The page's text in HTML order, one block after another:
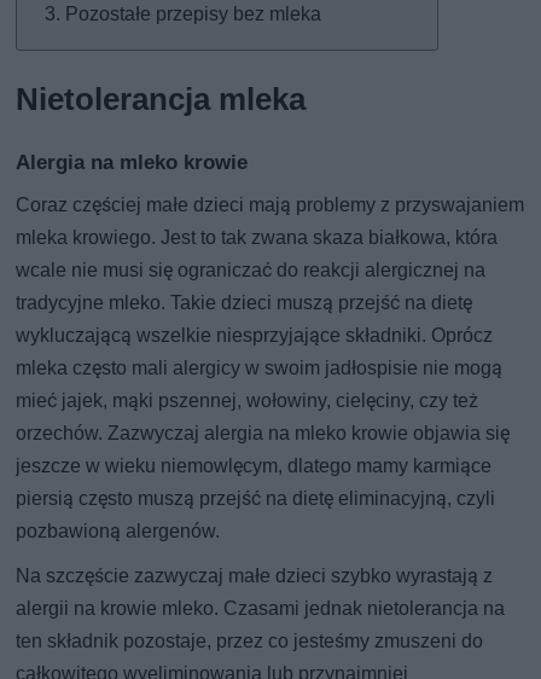
Pozostałe przepisy bez mleka
Nietolerancja mleka
Alergia na mleko krowie
Coraz częściej małe dzieci mają problemy z przyswajaniem
mleka krowiego. Jest to tak zwana skaza białkowa, która
wcale nie musi się ograniczać do reakcji alergicznej na
tradycyjne mleko. Takie dzieci muszą przejść na dietę
wykluczającą wszelkie niesprzyjające składniki. Oprócz
mleka często mali alergicy w swoim jadłospisie nie mogą
mieć jajek, mąki pszennej, wołowiny, cielęciny, czy też
orzechów. Zazwyczaj alergia na mleko krowie objawia się
jeszcze w wieku niemowlęcym, dlatego mamy karmiące
piersią często muszą przejść na dietę eliminacyjną, czyli
pozbawioną alergenów.
Na szczęście zazwyczaj małe dzieci szybko wyrastają z
alergii na krowie mleko. Czasami jednak nietolerancja na
ten składnik pozostaje, przez co jesteśmy zmuszeni do
całkowitego wyeliminowania lub przynajmniej